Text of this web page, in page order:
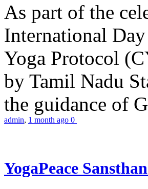
As part of the
International
Yoga Protocol
by Tamil Nadu
the guidance of
admin, 1 month ago 0
YogaPeace